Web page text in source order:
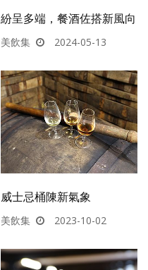
紛呈多端，餐酒佐搭新風向
美飲集 2024-05-13
威士忌桶陳新氣象
美飲集 2023-10-02